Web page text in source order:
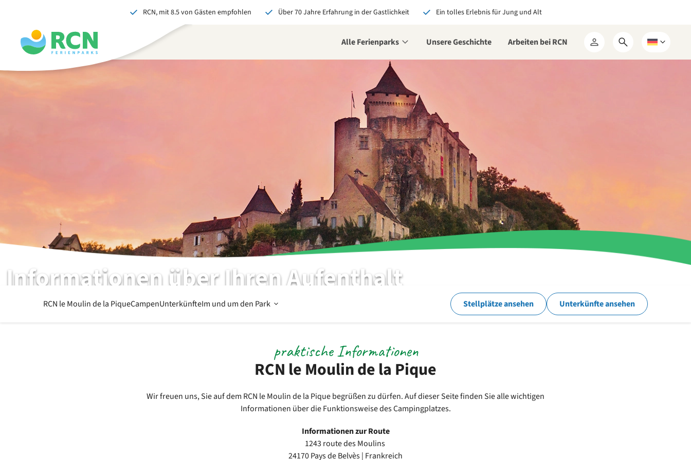
springen
springen
springen
RCN, mit 8.5 von Gästen empfohlen Über 70 Jahre Erfahrung in der Gastlichkeit Ein tolles Erlebnis für Jung und Alt
Alle Ferienparks Unsere Geschichte Arbeiten bei RCN
Mein
RCN
Suchformular
öffnen
Wählen
Sie
Informationen über Ihren Aufenthalt
Was Sie sonst noch wissen möchten
RCN le Moulin de la PiqueCampenUnterkünfteIm und um den Park Offen
und
um
Stellplätze ansehen Unterkünfte ansehen
RCN le Moulin de la Pique
praktische Informationen
Wir freuen uns, Sie auf dem RCN le Moulin de la Pique begrüßen zu dürfen. Auf dieser Seite finden Sie alle wichtigen
Informationen über die Funktionsweise des Campingplatzes.
Informationen zur Route
1243 route des Moulins
24170 Pays de Belvès | Frankreich